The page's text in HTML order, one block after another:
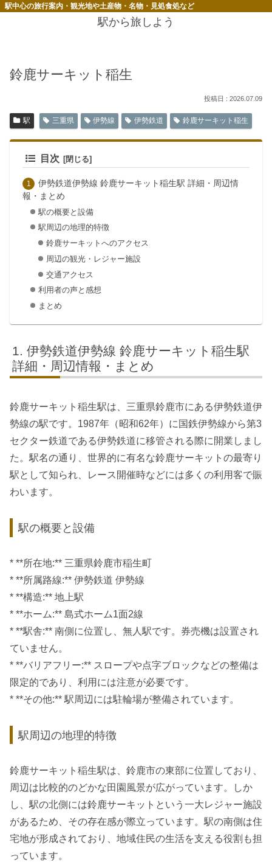
駅中心の旅行案内・観光地や土産物・名物・見処食処など
駅から旅しよう
鈴鹿サーキット稲生
2026.07.09
駅 三重県 伊勢線 伊勢鉄道 鈴鹿サーキット稲生
目次
伊勢鉄道伊勢線 鈴鹿サーキット稲生駅 詳細・周辺情
報・まとめ
駅の概要と設備
駅周辺の地理的特徴
鈴鹿サーキットへのアクセス
周辺の観光・レジャー施設
交通アクセス
利用者の声と感想
まとめ
伊勢鉄道伊勢線 鈴鹿サーキット稲生駅
詳細・周辺情報・まとめ
鈴鹿サーキット稲生駅は、三重県鈴鹿市にある伊勢鉄道伊
勢線の駅です。1987年（昭和62年）に国鉄伊勢線から第3
セクター鉄道である伊勢鉄道に移管される際に開業しまし
た。駅名の通り、世界的に有名な鈴鹿サーキットの最寄り
駅として知られ、レース開催時などには多くの利用客で賑
わいます。
駅の概要と設備
* **所在地:** 三重県鈴鹿市稲生町
* **所属路線:** 伊勢鉄道 伊勢線
* **構造:** 地上駅
* **ホーム:** 島式ホーム1面2線
* **駅舎:** 南側に位置し、無人駅です。券売機は設置され
ていません。
* **バリアフリー:** スロープや点字ブロックなどの整備は
限定的であり、利用には注意が必要です。
* **その他:** 駅周辺には駐輪場が整備されています。
駅周辺の地理的特徴
鈴鹿サーキット稲生駅は、鈴鹿市の東部に位置しており、
周辺は比較的のどかな田園風景が広がっています。しか
し、駅の北側には鈴鹿サーキットという一大レジャー施設
があるため、その存在感が際立っています。駅の南側は住
宅地が形成されており、地域住民の生活を支える役割も担
っています。